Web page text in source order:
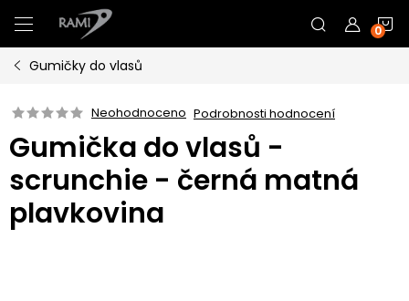
na
obsah
Gumičky do vlasů
Neohodnoceno Podrobnosti hodnocení
Gumička do vlasů -
scrunchie - černá matná
plavkovina